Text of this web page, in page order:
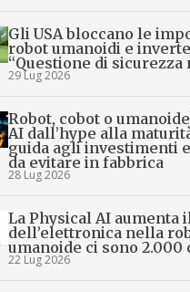
Gli USA bloccano le
robot umanoidi e
“Questione di sicurezza
29 Lug 2026
Robot, cobot o
AI dall’hype alla
guida agli investimenti
da evitare in fabbrica
28 Lug 2026
La Physical AI aumenta
dell’elettronica nella
umanoide ci sono 2.000
22 Lug 2026